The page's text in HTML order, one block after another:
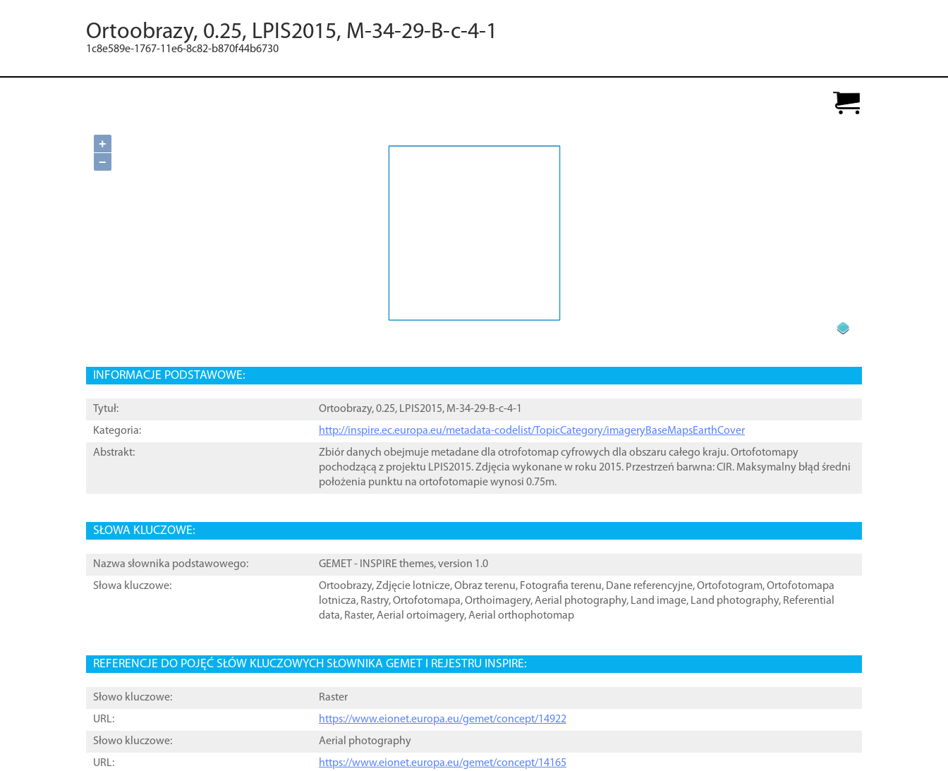
Ortoobrazy, 0.25, LPIS2015, M-34-29-B-c-4-1
1c8e589e-1767-11e6-8c82-b870f44b6730
+
−
INFORMACJE PODSTAWOWE:
Tytuł:
Ortoobrazy, 0.25, LPIS2015, M-34-29-B-c-4-1
Kategoria:
http://inspire.ec.europa.eu/metadata-codelist/TopicCategory/imageryBaseMapsEarthCover
Abstrakt:
Zbiór danych obejmuje metadane dla otrofotomap cyfrowych dla obszaru całego kraju. Ortofotomapy
pochodzącą z projektu LPIS2015. Zdjęcia wykonane w roku 2015. Przestrzeń barwna: CIR. Maksymalny błąd średni
położenia punktu na ortofotomapie wynosi 0.75m.
SŁOWA KLUCZOWE:
Nazwa słownika podstawowego:
GEMET - INSPIRE themes, version 1.0
Słowa kluczowe:
Ortoobrazy,Zdjęcie lotnicze,Obraz terenu, Fotografia terenu, Dane referencyjne,Ortofotogram,Ortofotomapa
lotnicza, Rastry,Ortofotomapa,Orthoimagery,Aerial photography, Land image, Land photography, Referential
data, Raster,Aerial ortoimagery,Aerial orthophotomap
REFERENCJE DO POJĘĆ SŁÓW KLUCZOWYCH SŁOWNIKA GEMET I REJESTRU INSPIRE:
Słowo kluczowe:
Raster
URL:
https://www.eionet.europa.eu/gemet/concept/14922
Słowo kluczowe:
Aerial photography
URL:
https://www.eionet.europa.eu/gemet/concept/14165